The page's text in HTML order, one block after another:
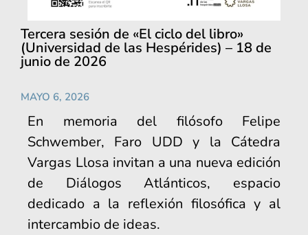
Tercera sesión de «El ciclo del libro»
(Universidad de las Hespérides) – 18 de
junio de 2026
MAYO 6, 2026
En memoria del filósofo Felipe
Schwember, Faro UDD y la Cátedra
Vargas Llosa invitan a una nueva edición
de Diálogos Atlánticos, espacio
dedicado a la reflexión filosófica y al
intercambio de ideas.